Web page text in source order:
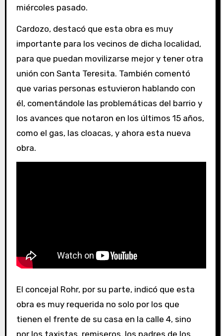
miércoles pasado.
Cardozo, destacó que esta obra es muy
importante para los vecinos de dicha localidad,
para que puedan movilizarse mejor y tener otra
unión con Santa Teresita. También comentó
que varias personas estuvieron hablando con
él, comentándole las problemáticas del barrio y
los avances que notaron en los últimos 15 años,
como el gas, las cloacas, y ahora esta nueva
obra.
El concejal Rohr, por su parte, indicó que esta
obra es muy requerida no solo por los que
tienen el frente de su casa en la calle 4, sino